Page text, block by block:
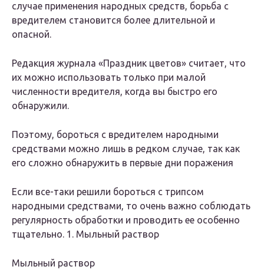
случае применения народных средств, борьба с
вредителем становится более длительной и
опасной.
Редакция журнала «Праздник цветов» считает, что
их можно использовать только при малой
численности вредителя, когда вы быстро его
обнаружили.
Поэтому, бороться с вредителем народными
средствами можно лишь в редком случае, так как
его сложно обнаружить в первые дни поражения
Если все-таки решили бороться с трипсом
народными средствами, то очень важно соблюдать
регулярность обработки и проводить ее особенно
тщательно. 1. Мыльный раствор
Мыльный раствор